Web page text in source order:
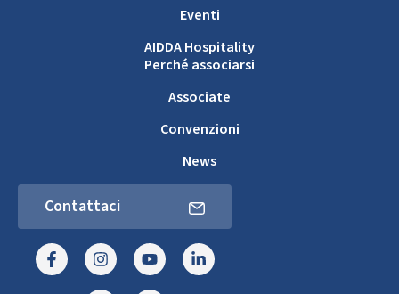
Eventi
AIDDA Hospitality
Perché associarsi
Associate
Convenzioni
News
Contattaci